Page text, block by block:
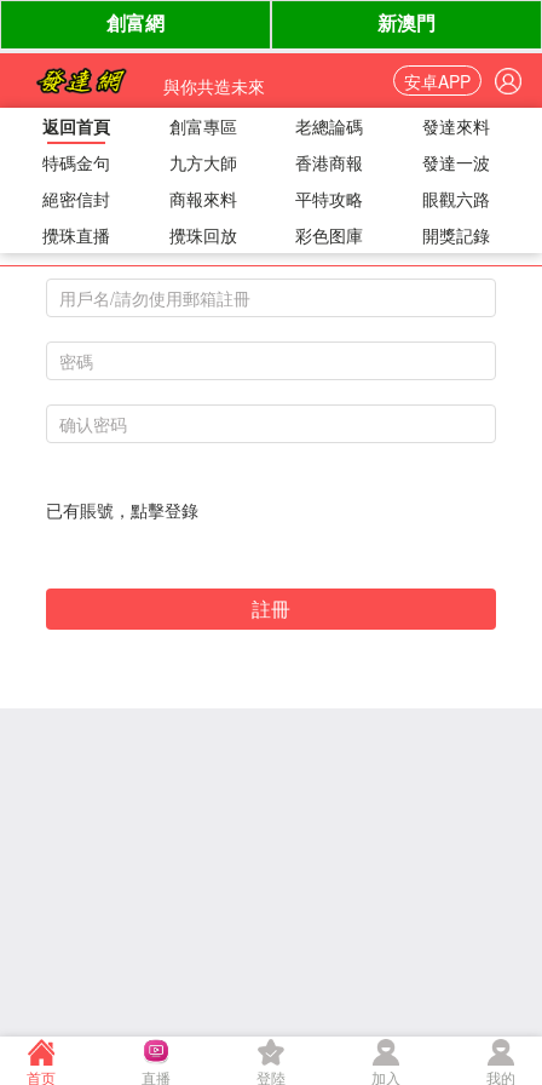
與你共造未來
安卓APP
返回首頁
創富專區 老總論碼
發達來料
特碼金句
九方大師 香港商報
發達一波
絕密信封
商報來料 平特攻略
眼觀六路
攪珠直播
攪珠回放 彩色图庫 開獎記錄
用戶註冊
已有賬號，點擊登錄
註冊
首页 直播 登陸 加入 我的